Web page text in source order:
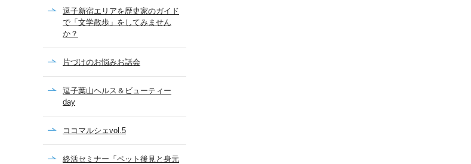
逗子新宿エリアを歴史家のガイド
で「文学散歩」をしてみません
か？
片づけのお悩みお話会
逗子葉山ヘルス＆ビューティー
day
ココマルシェvol.5
終活セミナー「ペット後見と身元